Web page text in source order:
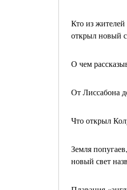
Кто из жителей
открыл новый
О чем
От Лиссабона
Что открыл
Земля
новый свет